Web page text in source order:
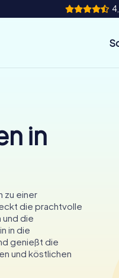
in
zu einer
die prachtvolle
und die
in die
genießt die
und köstlichen